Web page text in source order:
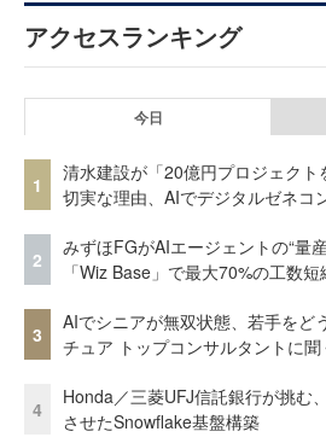
アクセスランキング
今日
1
清水建設が「20億円プロジェク
切実な理由、AIでデジタルゼネコ
2
みずほFGがAIエージェントの“量
「Wiz Base」で最大70%の工数短
3
AIでシニアが無双状態、若手をど
チュア トップコンサルタントに聞
4
Honda／三菱UFJ信託銀行が挑む
させたSnowflake基盤構築